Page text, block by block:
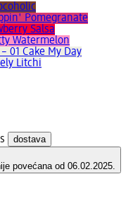
Pomegranate
Salsa
Watermelon
01 Cake My Day
Litchi
dostava
povećana od 06.02.2025.